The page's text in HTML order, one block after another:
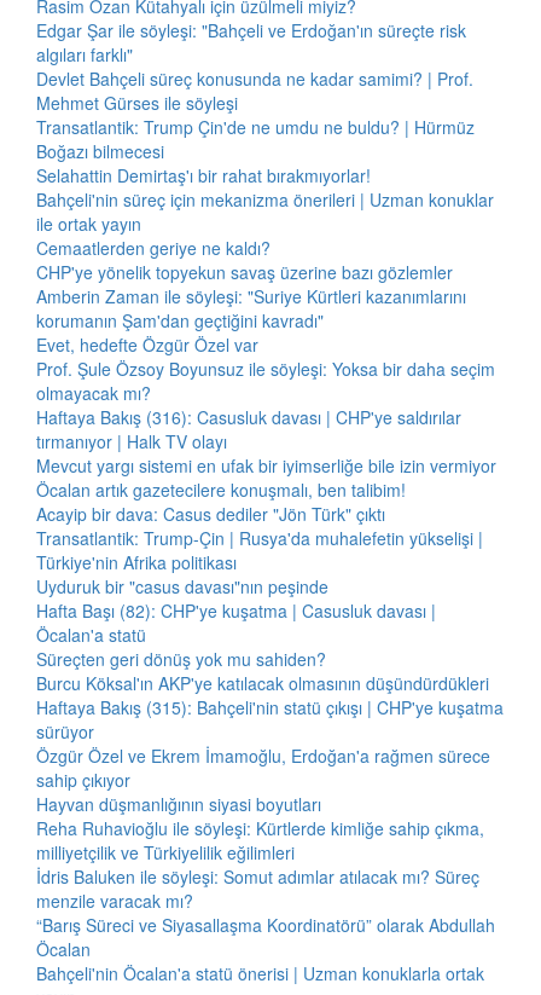
Rasim Ozan Kütahyalı için üzülmeli miyiz?
Edgar Şar ile söyleşi: "Bahçeli ve Erdoğan'ın süreçte risk
algıları farklı"
Devlet Bahçeli süreç konusunda ne kadar samimi? | Prof.
Mehmet Gürses ile söyleşi
Transatlantik: Trump Çin'de ne umdu ne buldu? | Hürmüz
Boğazı bilmecesi
Selahattin Demirtaş'ı bir rahat bırakmıyorlar!
Bahçeli'nin süreç için mekanizma önerileri | Uzman konuklar
ile ortak yayın
Cemaatlerden geriye ne kaldı?
CHP'ye yönelik topyekun savaş üzerine bazı gözlemler
Amberin Zaman ile söyleşi: "Suriye Kürtleri kazanımlarını
korumanın Şam'dan geçtiğini kavradı"
Evet, hedefte Özgür Özel var
Prof. Şule Özsoy Boyunsuz ile söyleşi: Yoksa bir daha seçim
olmayacak mı?
Haftaya Bakış (316): Casusluk davası | CHP'ye saldırılar
tırmanıyor | Halk TV olayı
Mevcut yargı sistemi en ufak bir iyimserliğe bile izin vermiyor
Öcalan artık gazetecilere konuşmalı, ben talibim!
Acayip bir dava: Casus dediler "Jön Türk" çıktı
Transatlantik: Trump-Çin | Rusya'da muhalefetin yükselişi |
Türkiye'nin Afrika politikası
Uyduruk bir "casus davası"nın peşinde
Hafta Başı (82): CHP'ye kuşatma | Casusluk davası |
Öcalan'a statü
Süreçten geri dönüş yok mu sahiden?
Burcu Köksal'ın AKP'ye katılacak olmasının düşündürdükleri
Haftaya Bakış (315): Bahçeli'nin statü çıkışı | CHP'ye kuşatma
sürüyor
Özgür Özel ve Ekrem İmamoğlu, Erdoğan'a rağmen sürece
sahip çıkıyor
Hayvan düşmanlığının siyasi boyutları
Reha Ruhavioğlu ile söyleşi: Kürtlerde kimliğe sahip çıkma,
milliyetçilik ve Türkiyelilik eğilimleri
İdris Baluken ile söyleşi: Somut adımlar atılacak mı? Süreç
menzile varacak mı?
“Barış Süreci ve Siyasallaşma Koordinatörü” olarak Abdullah
Öcalan
Bahçeli'nin Öcalan'a statü önerisi | Uzman konuklarla ortak